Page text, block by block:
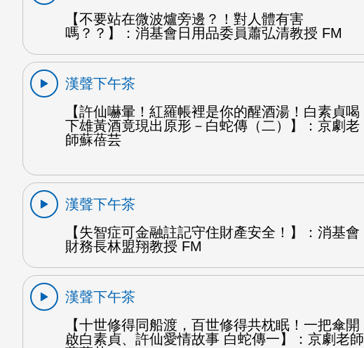
【不要站在微波爐旁邊？！對人體有害
嗎？？】：消基會日用品委員蕭弘清教授 FM
漢聲下午茶
【許仙嚇暈！紅羅帳裡是你的醒酒湯！白素貞喝
下雄黃酒竟現出原形－白蛇傳（二）】：京劇老
師蘇蓓芸
漢聲下午茶
【失智症可金融註記守住財產安全！】：消基會
財務長林盟翔教授 FM
漢聲下午茶
【十世修得同船渡，百世修得共枕眠！一把傘開
啟白素貞、許仙愛情故事 白蛇傳一】：京劇老師